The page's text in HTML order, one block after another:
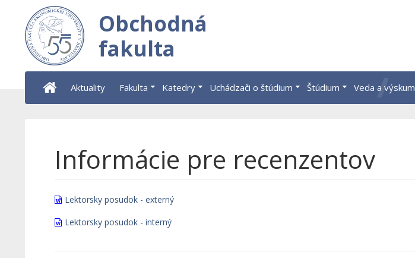
Obchodná
fakulta
Aktuality Fakulta Katedry Uchádzači o štúdium Štúdium Veda a výskum
Informácie pre recenzentov
Lektorsky posudok - externý
Lektorsky posudok - interný